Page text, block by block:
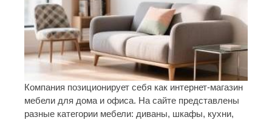
Компания позиционирует себя как интернет-магазин
мебели для дома и офиса. На сайте представлены
разные категории мебели: диваны, шкафы, кухни,